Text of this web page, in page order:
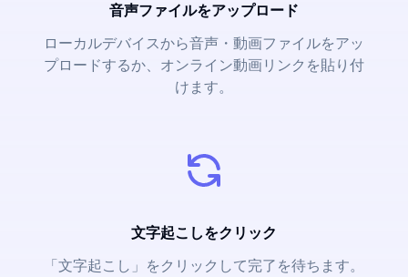
音声ファイルをアップロード
ローカルデバイスから音声・動画ファイルをアッ
プロードするか、オンライン動画リンクを貼り付
けます。
文字起こしをクリック
「文字起こし」をクリックして完了を待ちます。